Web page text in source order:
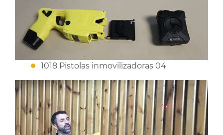
1018 Pistolas inmovilizadoras 04